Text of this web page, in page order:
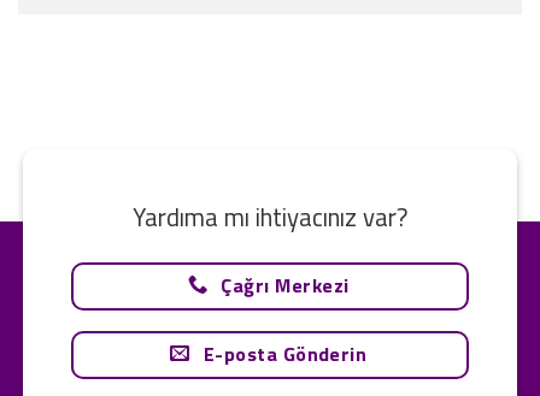
Yardıma mı ihtiyacınız var?
Çağrı Merkezi
E-posta Gönderin